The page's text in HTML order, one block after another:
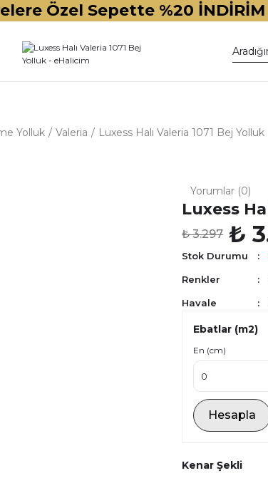
Özel Sepette %20 İNDİRİM
Yolluk Valeria Luxess Halı Valeria 1071 Bej Yolluk
Yorumlar (0)
Luxess
₺ 3.297 ₺
Stok Durumu
Renkler
Havale
Ebatlar (m2)
En (cm)
Hesapla
Kenar Şekli